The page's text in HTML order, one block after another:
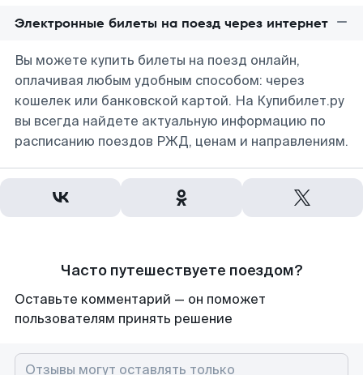
Электронные билеты на поезд через интернет
Вы можете купить билеты на поезд онлайн,
оплачивая любым удобным способом: через
кошелек или банковской картой. На Купибилет.ру
вы всегда найдете актуальную информацию по
расписанию поездов РЖД, ценам и направлениям.
Часто путешествуете поездом?
Оставьте комментарий — он поможет
пользователям принять решение